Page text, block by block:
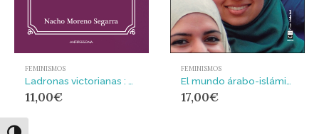
FEMINISMOS
11,00€
FEMINISMOS
17,00€